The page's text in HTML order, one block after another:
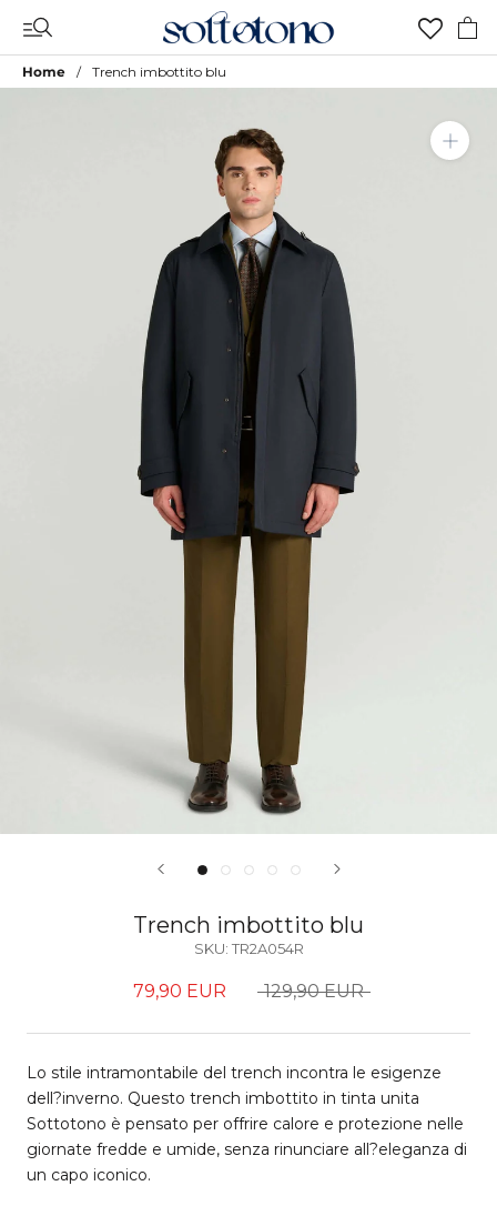
contenuto
Home Trench imbottito blu
Aggiungi a Lista Desideri
Trench imbottito blu
SKU: TR2A054R
79,90 EUR 129,90 EUR
Lo stile intramontabile del trench incontra le esigenze
dell?inverno. Questo trench imbottito in tinta unita
Sottotono è pensato per offrire calore e protezione nelle
giornate fredde e umide, senza rinunciare all?eleganza di
un capo iconico.